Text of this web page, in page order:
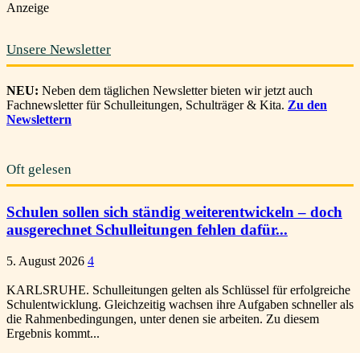
Anzeige
Unsere Newsletter
NEU: Neben dem täglichen Newsletter bieten wir jetzt auch
Fachnewsletter für Schulleitungen, Schulträger & Kita. Zu den
Newslettern
Oft gelesen
Schulen sollen sich ständig weiterentwickeln – doch
ausgerechnet Schulleitungen fehlen dafür...
5. August 2026 4
KARLSRUHE. Schulleitungen gelten als Schlüssel für erfolgreiche
Schulentwicklung. Gleichzeitig wachsen ihre Aufgaben schneller als
die Rahmenbedingungen, unter denen sie arbeiten. Zu diesem
Ergebnis kommt...